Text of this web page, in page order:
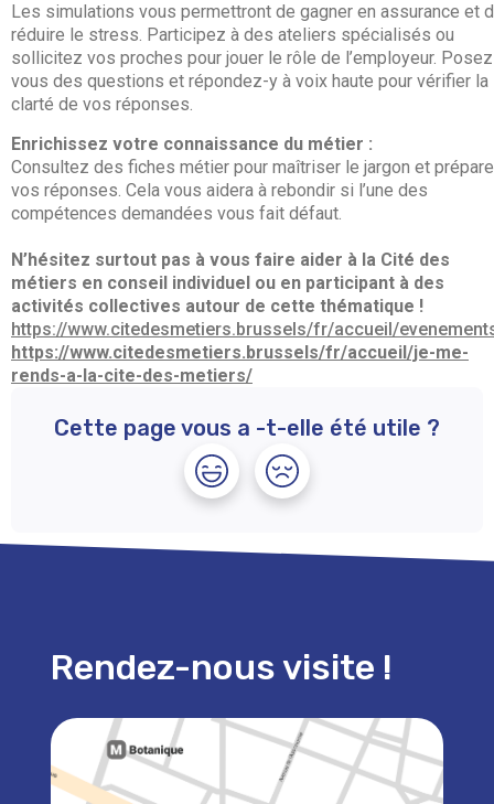
Les simulations vous permettront de gagner en assurance et
réduire le stress. Participez à des ateliers spécialisés ou
sollicitez vos proches pour jouer le rôle de l’employeur.
vous des questions et répondez-y à voix haute pour vérifier la
clarté de vos réponses.
Enrichissez votre connaissance du métier :
Consultez des fiches métier pour maîtriser le jargon et
vos réponses. Cela vous aidera à rebondir si l’une des
compétences demandées vous fait défaut.
N’hésitez surtout pas à vous faire aider à la Cité des
métiers en conseil individuel ou en participant à des
activités collectives autour de cette thématique !
https://www.citedesmetiers.brussels/fr/accueil/
https://www.citedesmetiers.brussels/fr/accueil/je-me-
rends-a-la-cite-des-metiers/
Cette page vous a -t-elle été utile ?
Rendez-nous visite !